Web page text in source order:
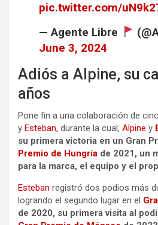
pic.twitter.com/
— Agente Libre
June 3, 2024
Adiós a Alpine, su
años
Pone fin a una colaboración de
y Esteban, durante la cual, Alpine y
su primera victoria en un Gran
Premio de Hungría de 2021, un
para la marca, el equipo y el
Esteban registró dos podios más
logrando el segundo lugar en el
de 2020, su primera visita al